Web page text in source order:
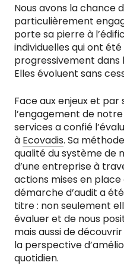
Nous avons la chance
particulièrement
porte sa pierre à
individuelles qui ont
progressivement dans
Elles évoluent sans
Face aux enjeux et par
l’engagement de
services a confié
à Ecovadis. Sa
qualité du système de
d’une entreprise à
actions mises en
démarche d’audit a
titre : non seulement
évaluer et de nous
mais aussi de
la perspective
quotidien.